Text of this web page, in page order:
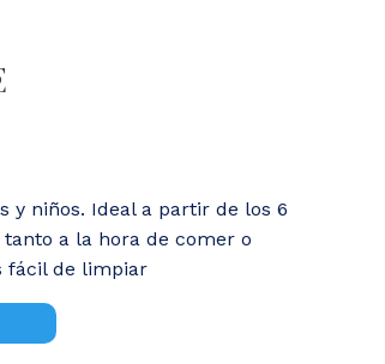
y niños. Ideal a partir de los 6
a la hora de comer o
fácil de limpiar